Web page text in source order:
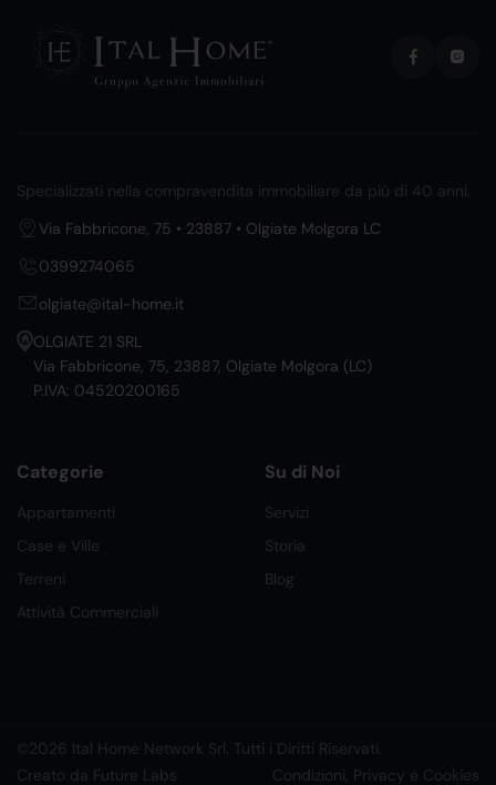
Specializzati nella compravendita immobiliare da più di 40 anni.
Via Fabbricone, 75 • 23887 • Olgiate Molgora LC
0399274065
olgiate@ital-home.it
OLGIATE 21 SRL
Via Fabbricone, 75, 23887, Olgiate Molgora (LC)
P.IVA: 04520200165
Categorie
Appartamenti
Case e Ville
Terreni
Attività Commerciali
Su di Noi
Servizi
Storia
Blog
©2026 Ital Home Network Srl. Tutti i Diritti Riservati.
Creato da Future Labs
Condizioni, Privacy e Cookies